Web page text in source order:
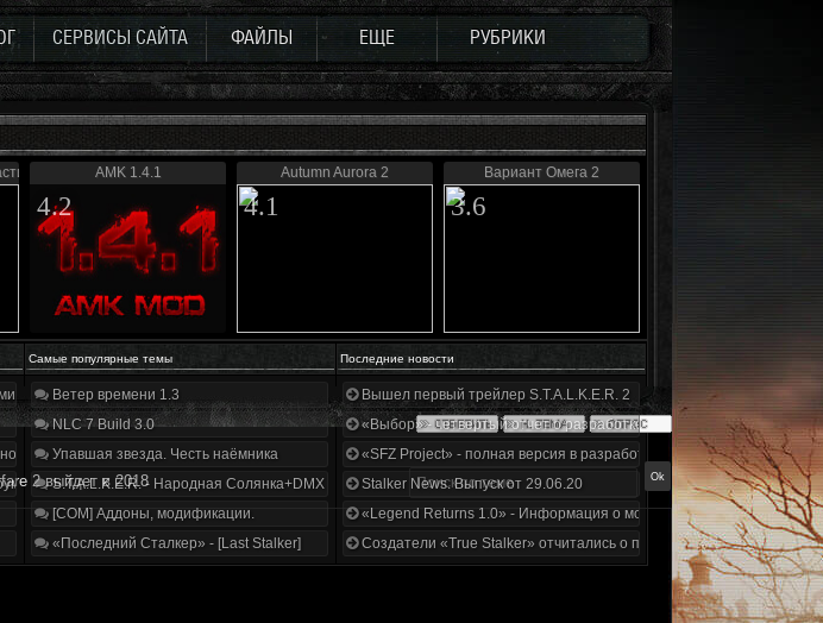
СЕРВИСЫ САЙТА ФАЙЛЫ ЕЩЕ РУБРИКИ
AMK 1.4.1
4.2
Autumn Aurora 2
4.1
Вариант Омега 2
3.6
Самые популярные темы Последние новости
геймплей и сюжет | Разбор трейлера
и отвага
Ветер времени 1.3
NLC 7 Build 3.0
Упавшая звезда. Честь наёмника
S.T.A.L.K.E.R. - Народная Солянка+DMX 1.3.5.ООП.МА.К.
[COM] Аддоны, модификации.
«Последний Сталкер» - [Last Stalker]
Вышел первый трейлер S.T.A.L.K.E.R. 2
«Выбор» - четвертый отчет о разработке!
«SFZ Project» - полная версия в разработке!
Stalker News. Выпуск от 29.06.20
«Legend Returns 1.0» - Информация о моде за июнь 2020
Создатели «True Stalker» отчитались о проделанной работе
2 выйдет в 2018